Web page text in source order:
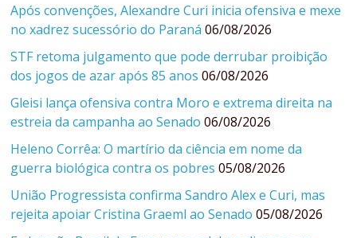
Após convenções, Alexandre Curi inicia ofensiva e mexe
no xadrez sucessório do Paraná 06/08/2026
STF retoma julgamento que pode derrubar proibição
dos jogos de azar após 85 anos 06/08/2026
Gleisi lança ofensiva contra Moro e extrema direita na
estreia da campanha ao Senado 06/08/2026
Heleno Corrêa: O martírio da ciência em nome da
guerra biológica contra os pobres 05/08/2026
União Progressista confirma Sandro Alex e Curi, mas
rejeita apoiar Cristina Graeml ao Senado 05/08/2026